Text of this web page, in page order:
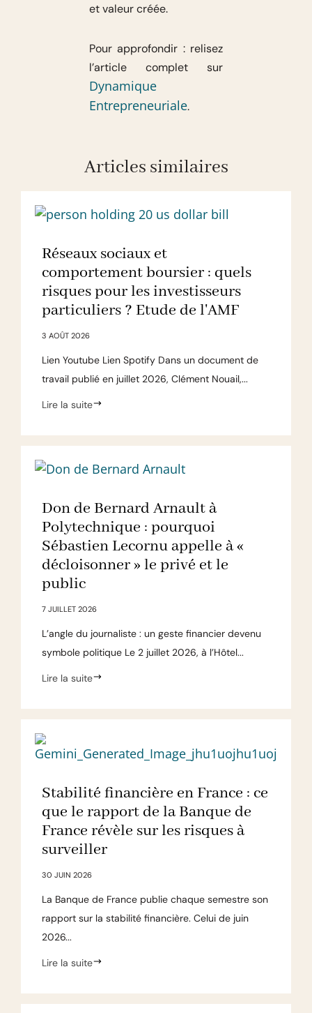
et valeur créée.
Pour approfondir : relisez
l’article complet sur
Dynamique
Entrepreneuriale.
Articles similaires
Réseaux sociaux et
comportement boursier : quels
risques pour les investisseurs
particuliers ? Etude de l'AMF
3 AOÛT 2026
Lien Youtube Lien Spotify Dans un document de
travail publié en juillet 2026, Clément Nouail,...
Lire la suite
Don de Bernard Arnault à
Polytechnique : pourquoi
Sébastien Lecornu appelle à «
décloisonner » le privé et le
public
7 JUILLET 2026
L’angle du journaliste : un geste financier devenu
symbole politique Le 2 juillet 2026, à l’Hôtel...
Lire la suite
Stabilité financière en France : ce
que le rapport de la Banque de
France révèle sur les risques à
surveiller
30 JUIN 2026
La Banque de France publie chaque semestre son
rapport sur la stabilité financière. Celui de juin
2026...
Lire la suite